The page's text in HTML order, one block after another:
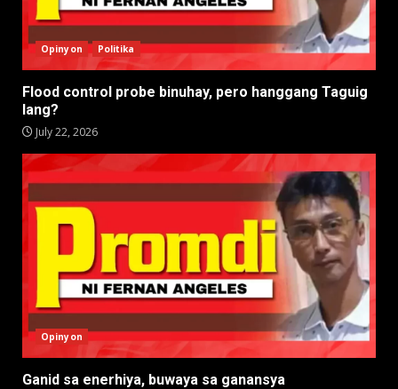
Opinyon Politika
Flood control probe binuhay, pero hanggang Taguig
lang?
July 22, 2026
Opinyon
Ganid sa enerhiya, buwaya sa ganansya